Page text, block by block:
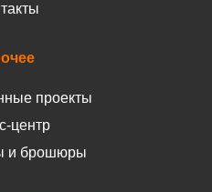
проекты
центр
и брошюры